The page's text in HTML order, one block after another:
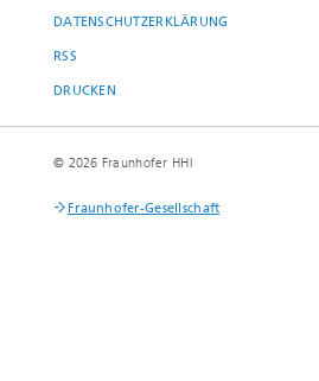
DATENSCHUTZERKLÄRUNG
RSS
DRUCKEN
© 2026 Fraunhofer HHI
Fraunhofer-Gesellschaft